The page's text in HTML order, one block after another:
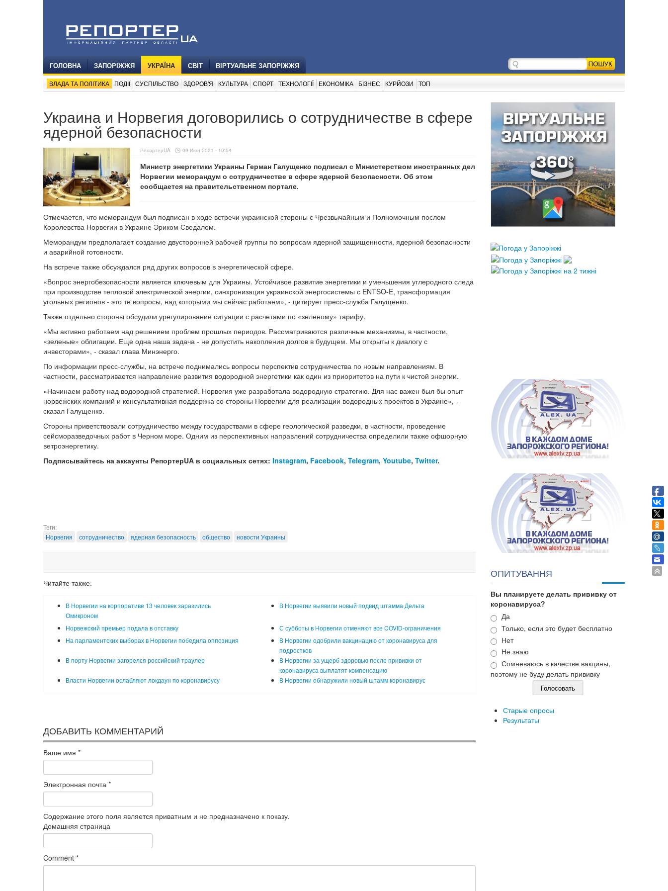
ГОЛОВНА ЗАПОРІЖЖЯ УКРАЇНА СВІТ ВІРТУАЛЬНЕ ЗАПОРІЖЖЯ
ВЛАДА ТА ПОЛІТИКА ПОДІЇ СУСПІЛЬСТВО ЗДОРОВ'Я КУЛЬТУРА СПОРТ ТЕХНОЛОГІЇ ЕКОНОМІКА БІЗНЕС КУРЙОЗИ ТОП
Украина и Норвегия договорились о сотрудничестве в сфере
ядерной безопасности
РепортерUA 09 Июн 2021 - 10:54
Министр энергетики Украины Герман Галущенко подписал с Министерством иностранных дел
Норвегии меморандум о сотрудничестве в сфере ядерной безопасности. Об этом
сообщается на правительственном портале.
Отмечается, что меморандум был подписан в ходе встречи украинской стороны с Чрезвычайным и Полномочным послом
Королевства Норвегии в Украине Эриком Сведалом.
Меморандум предполагает создание двусторонней рабочей группы по вопросам ядерной защищенности, ядерной безопасности
и аварийной готовности.
На встрече также обсуждался ряд других вопросов в энергетической сфере.
«Вопрос энергобезопасности является ключевым для Украины. Устойчивое развитие энергетики и уменьшения углеродного следа
при производстве тепловой электрической энергии, синхронизация украинской энергосистемы с ENTSO-E, трансформация
угольных регионов - это те вопросы, над которыми мы сейчас работаем», - цитирует пресс-служба Галущенко.
Также отдельно стороны обсудили урегулирование ситуации с расчетами по «зеленому» тарифу.
«Мы активно работаем над решением проблем прошлых периодов. Рассматриваются различные механизмы, в частности,
«зеленые» облигации. Еще одна наша задача - не допустить накопления долгов в будущем. Мы открыты к диалогу с
инвесторами», - сказал глава Минэнерго.
По информации пресс-службы, на встрече поднимались вопросы перспектив сотрудничества по новым направлениям. В
частности, рассматривается направление развития водородной энергетики как один из приоритетов на пути к чистой энергии.
«Начинаем работу над водородной стратегией. Норвегия уже разработала водородную стратегию. Для нас важен был бы опыт
норвежских компаний и консультативная поддержка со стороны Норвегии для реализации водородных проектов в Украине», -
сказал Галущенко.
Стороны приветствовали сотрудничество между государствами в сфере геологической разведки, в частности, проведение
сейсморазведочных работ в Черном море. Одним из перспективных направлений сотрудничества определили также офшорную
ветроэнергетику.
Подписывайтесь на аккаунты РепортерUA в социальных сетях: Instagram, Facebook, Telegram, Youtube, Twitter.
Теги:
Норвегия
сотрудничество ядерная безопасность общество новости Украины
Читайте также:
В Норвегии на корпоративе 13 человек заразились
Омикроном
В Норвегии выявили новый подвид штамма Дельта
Норвежский премьер подала в отставку
С субботы в Норвегии отменяют все COVID-ограничения
На парламентских выборах в Норвегии победила оппозиция
В Норвегии одобрили вакцинацию от коронавируса для
подростков
В порту Норвегии загорелся российский траулер
В Норвегии за ущерб здоровью после прививки от
коронавируса выплатят компенсацию
Власти Норвегии ослабляют локдаун по коронавирусу
В Норвегии обнаружили новый штамм коронавирус
ДОБАВИТЬ КОММЕНТАРИЙ
Ваше имя *
Электронная почта *
Содержание этого поля является приватным и не предназначено к показу.
Домашняя страница
Comment *
ОПИТУВАННЯ
Вы планируете делать прививку от
коронавируса?
Варианты
Да
Только, если это будет бесплатно
Нет
Не знаю
Сомневаюсь в качестве вакцины,
поэтому не буду делать прививку
Старые опросы
Результаты